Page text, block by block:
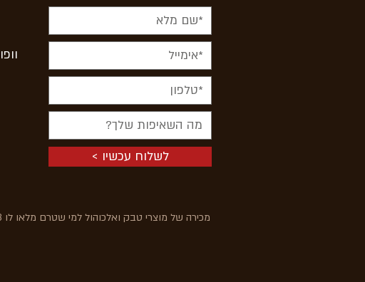
< לשלוח עכשיו
מכירה של מוצרי טבק ואלכוהול למי שטרם מלאו לו 18 אסורה בהחלט.